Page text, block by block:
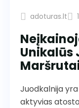
adoturas.lt
Unikalūs
Juodkalnija
aktyvias